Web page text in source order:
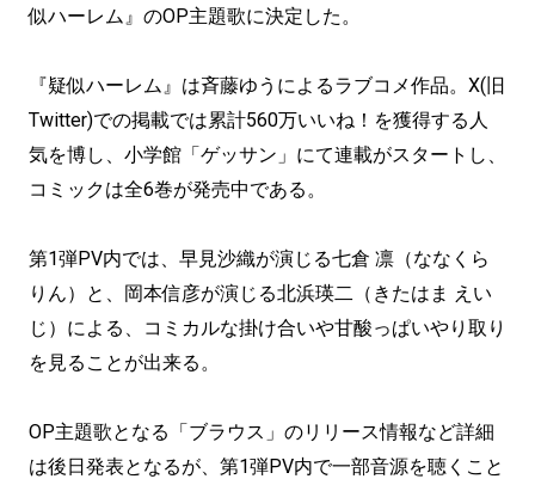
似ハーレム』のOP主題歌に決定した。
『疑似ハーレム』は斉藤ゆうによるラブコメ作品。X(旧
Twitter)での掲載では累計560万いいね！を獲得する人
気を博し、小学館「ゲッサン」にて連載がスタートし、
コミックは全6巻が発売中である。
第1弾PV内では、早見沙織が演じる七倉 凛（ななくら
りん）と、岡本信彦が演じる北浜瑛二（きたはま えい
じ）による、コミカルな掛け合いや甘酸っぱいやり取り
を見ることが出来る。
OP主題歌となる「ブラウス」のリリース情報など詳細
は後日発表となるが、第1弾PV内で一部音源を聴くこと